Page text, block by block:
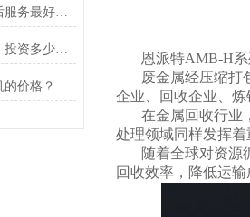
哪家机加工铝屑压饼机售后服务最好？恩派特用实力诠释“服务至上”
铝屑压块机设备价格揭秘：投资多少？为何恩派特值得选择？
哪些因素会影响铝渣压块机的价格？选购时推荐恩派特品牌
恩派特AMB-H
废金属经压缩打
企业、回收企业、
在金属回收行业
处理领域同样发挥
随着全球对资源
回收效率，降低运